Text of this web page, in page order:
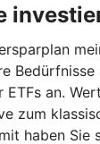
ETFs an.
zum
haben Sie